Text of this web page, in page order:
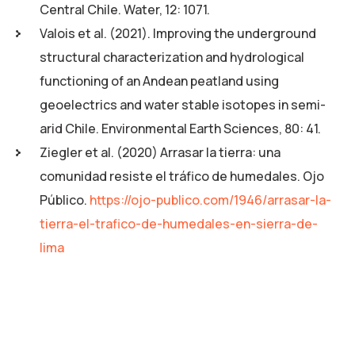
Central Chile. Water, 12: 1071.
Valois et al. (2021). Improving the underground
structural characterization and hydrological
functioning of an Andean peatland using
geoelectrics and water stable isotopes in semi-
arid Chile. Environmental Earth Sciences, 80: 41.
Ziegler et al. (2020) Arrasar la tierra: una
comunidad resiste el tráfico de humedales. Ojo
Público. https://ojo-publico.com/1946/arrasar-la-
tierra-el-trafico-de-humedales-en-sierra-de-
lima